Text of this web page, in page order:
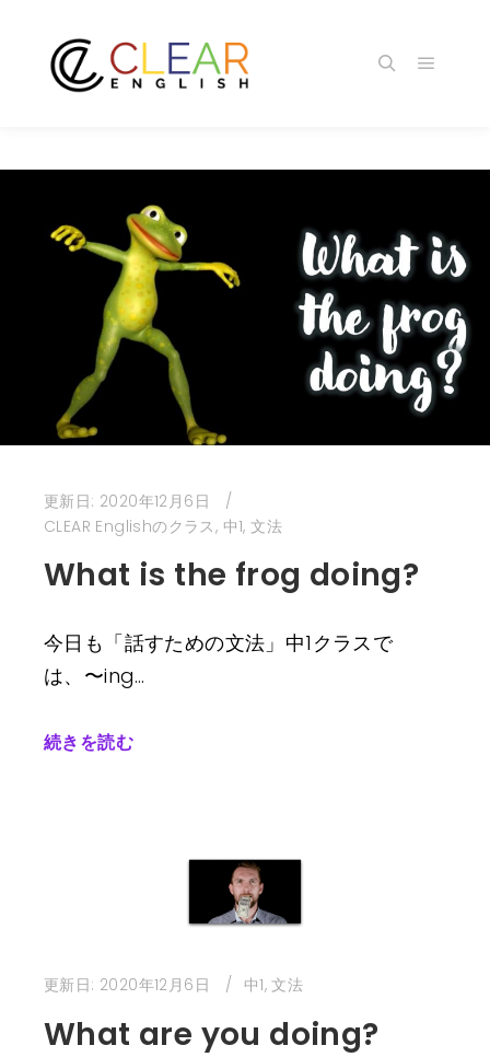
更新日: 2020年12月6日
CLEAR Englishのクラス, 中1,文法
What is the frog doing?
今日も「話すための文法」中1クラスで
は、〜ing…
続きを読む
更新日: 2020年12月6日 中1,文法
What are you doing?